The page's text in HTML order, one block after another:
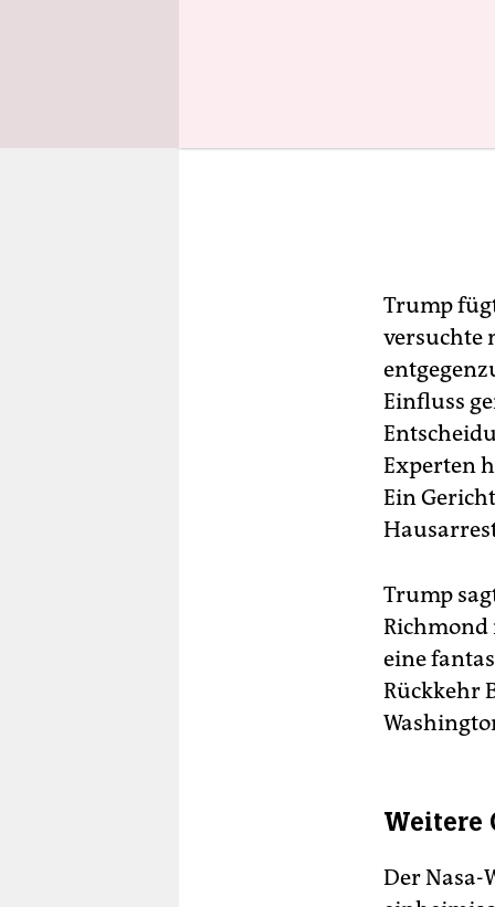
Trump
versuchte
Einfluss
Experten
Ein
Trump
Richmond
eine
Rückkehr
Weitere
Der Nasa-